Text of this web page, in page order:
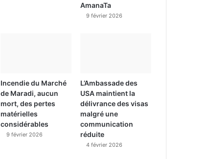
AmanaTa
9 février 2026
Incendie du Marché
de Maradi, aucun
mort, des pertes
matérielles
considérables
9 février 2026
L’Ambassade des
USA maintient la
délivrance des visas
malgré une
communication
réduite
4 février 2026